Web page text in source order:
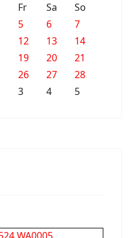
Fr Sa
So
5 6
7
12 13
14
19 20
21
26 27
28
3 4 5